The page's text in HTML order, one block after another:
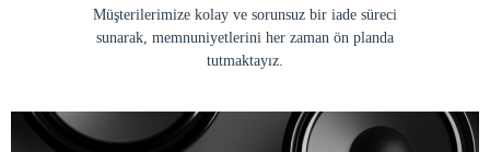
Müşterilerimize kolay ve sorunsuz bir iade süreci
sunarak, memnuniyetlerini her zaman ön planda
tutmaktayız.